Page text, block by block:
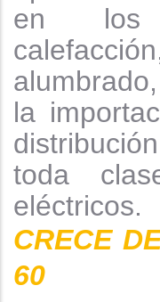
en los
la
toda
eléctricos.
CRECE
60